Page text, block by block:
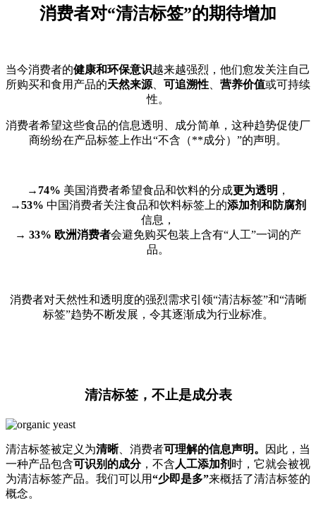
消费者对“清洁标签”的期待增加
当今消费者的健康和环保意识越来越强烈，他们愈发关注自己
所购买和食用产品的天然来源 可追溯性 营养价值或可持续
性。
消费者希望这些食品的信息透明、成分简单，这种趋势促使厂
商纷纷在产品标签上作出“不含（**成分）”的声明。
→74% 美国消费者希望食品和饮料的分成更为透明 ，
→53% 中国消费者关注食品和饮料标签上的添加剂和防腐剂
信息，
→ 33% 欧洲消费者会避免购买包装上含有“人工”一词的产
品。
消费者对天然性和透明度的强烈需求引领“清洁标签”和“清晰
标签”趋势不断发展，令其逐渐成为行业标准。
清洁标签，不止是成分表
清洁标签被定义为清晰、消费者可理解的信息声明。
因此，当
一种产品包含可识别的成分，不含 人工添加剂 时，它就会被视
为清洁标签产品。我们可以用“少即是多”来概括了清洁标签的
概念。